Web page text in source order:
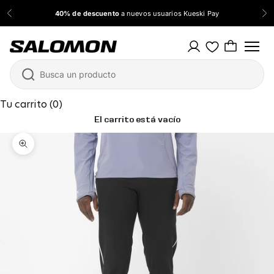
Anterior 40% de descuentoa nuevos usuarios Kueski Pay
Salomon México
Tu carrito (0)
El carrito está vacío
Zoom